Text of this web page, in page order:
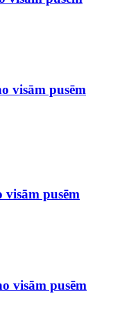
visām pusēm
pusēm
visām pusēm